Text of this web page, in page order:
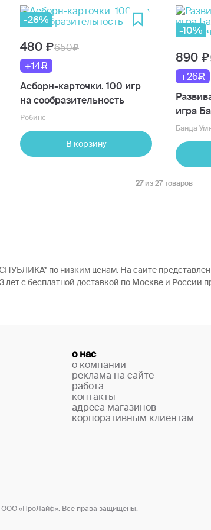
-26%
480
650
+14
Асборн-карточки. 100 игр
на сообразительность
Робинс
В корзину
-10%
890
+26
игра
Банда
27 из 27 товаров
по низким ценам. На сайте
с бесплатной доставкой по Москве и России
о нас
о компании
реклама на сайте
работа
контакты
адреса магазинов
корпоративным клиентам
«ПроЛайф». Все права защищены.